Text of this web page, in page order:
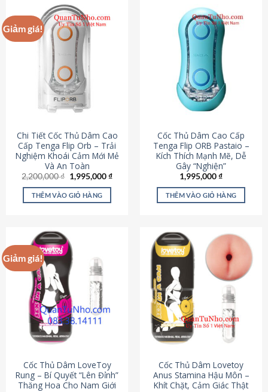
Giảm giá!
Chi Tiết Cốc Thủ Dâm Cao
Cấp Tenga Flip Orb – Trải
Nghiệm Khoái Cảm Mới Mẻ
Và An Toàn
2,200,000₫ Giá
gốc
là:
2,200,000 ₫.
1,995,000₫Giá
THÊM VÀO GIỎ HÀNG
Cốc Thủ Dâm Cao Cấp
Tenga Flip ORB Pastaio –
Kích Thích Mạnh Mẽ, Dễ
Gây “Nghiện”
1,995,000₫
THÊM VÀO GIỎ HÀNG
Giảm giá!
Cốc Thủ Dâm LoveToy
Rung – Bí Quyết “Lên Đỉnh”
Thăng Hoa Cho Nam Giới
Cốc Thủ Dâm Lovetoy
Anus Stamina Hậu Môn –
Khít Chặt, Cảm Giác Thật